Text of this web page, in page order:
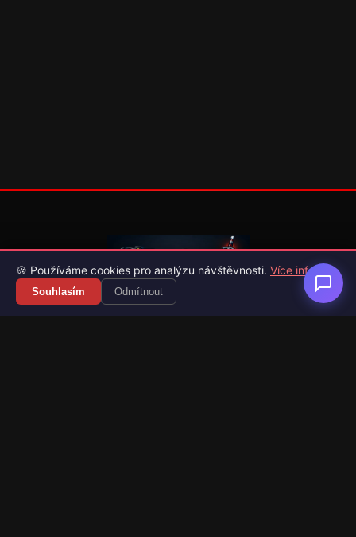
Váš průvodce světem videoher. Novinky, recenze a česko-
slovenské překlady her.
🍪 Používáme cookies pro analýzu návštěvnosti. Více info
Souhlasím Odmítnout